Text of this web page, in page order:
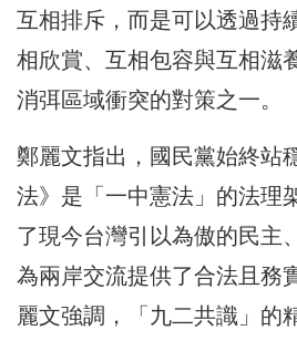
互相排斥，而是可以透過持
相欣賞、互相包容與互相滋
消弭區域衝突的對策之一。
鄭麗文指出，國民黨始終站
法》是「一中憲法」的法理
了現今台灣引以為傲的民主
為兩岸交流提供了合法且務
麗文強調，「九二共識」的